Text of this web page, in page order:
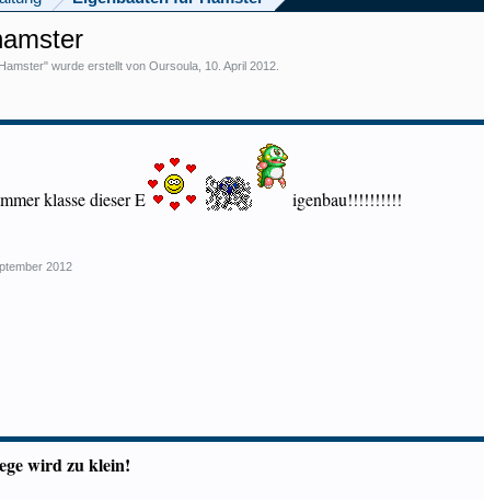
" wurde erstellt vonOursoula 10. April 2012
klasse dieser E igenbau!!!!!!!!!!
2012
wird zu klein!